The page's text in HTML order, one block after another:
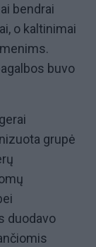
bendrai
o kaltinimai
buvo
grupė
duodavo